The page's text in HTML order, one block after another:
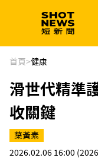
生技 政治
新南向 體育
首頁>健康
滑世代精準
收關鍵
葉黃素
2026.02.06 16:00